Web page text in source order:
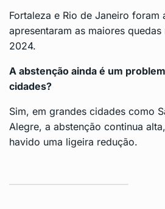
Fortaleza e Rio de Janeiro foram
apresentaram as maiores
2024.
A abstenção ainda é um
cidades?
Sim, em grandes cidades como
Alegre, a abstenção continua
havido uma ligeira redução.